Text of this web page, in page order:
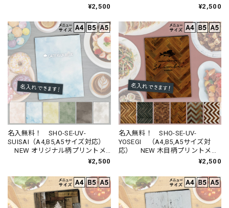
ューブック （受注生産品）¥2,500
トメニューブック （受注生産
¥2,500
名入無料！ SHO-SE-UV-
SUISAI（A4,B5,A5サイズ対応）
NEW オリジナル柄プリントメ
ニューブック （受注生産品）
¥2,500
名入無料！ SHO-SE-UV-
YOSEGI （A4,B5,A5サイズ対
応） NEW 木目柄プリントメニ
ューブック （受注生産品）
¥2,500